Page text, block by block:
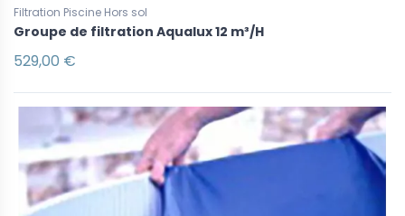
Filtration Piscine Hors sol
Groupe de filtration Aqualux 12 m³/H
529,00 €